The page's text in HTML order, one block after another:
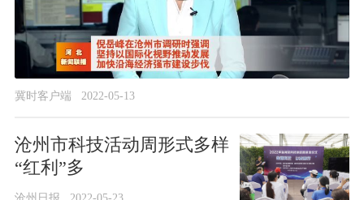
冀时客户端 2022-05-13
沧州市科技活动周形式多样
“红利”多
沧州日报 2022-05-23